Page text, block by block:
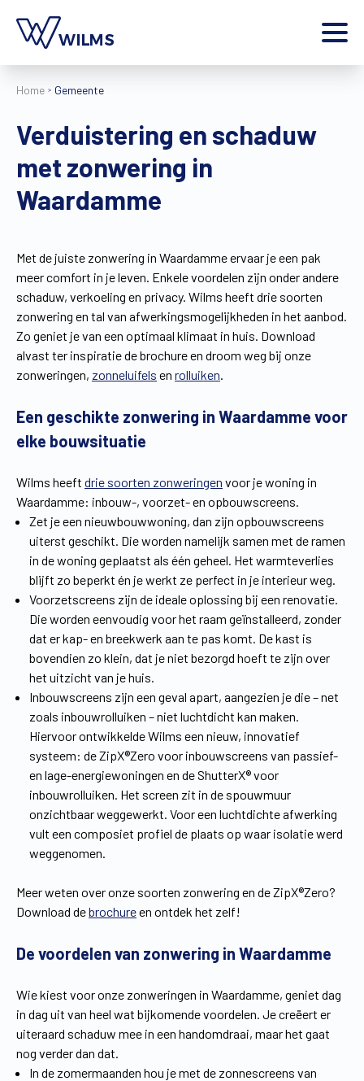
Vind een verdeler Offerte op maat
Gratis brochure
Home
Producten
Inspiratie
Extra
Jobs
Wilms World
NL
Home Gemeente
Verduistering en schaduw
met zonwering in
Waardamme
Met de juiste zonwering in Waardamme ervaar je een pak
meer comfort in je leven. Enkele voordelen zijn onder andere
schaduw, verkoeling en privacy. Wilms heeft drie soorten
zonwering en tal van afwerkingsmogelijkheden in het aanbod.
Zo geniet je van een optimaal klimaat in huis. Download
alvast ter inspiratie de brochure en droom weg bij onze
zonweringen, zonneluifels en rolluiken.
Een geschikte zonwering in Waardamme voor
elke bouwsituatie
Wilms heeft drie soorten zonweringen voor je woning in
Waardamme: inbouw-, voorzet- en opbouwscreens.
Zet je een nieuwbouwwoning, dan zijn opbouwscreens
uiterst geschikt. Die worden namelijk samen met de ramen
in de woning geplaatst als één geheel. Het warmteverlies
blijft zo beperkt én je werkt ze perfect in je interieur weg.
Voorzetscreens zijn de ideale oplossing bij een renovatie.
Die worden eenvoudig voor het raam geïnstalleerd, zonder
dat er kap- en breekwerk aan te pas komt. De kast is
bovendien zo klein, dat je niet bezorgd hoeft te zijn over
het uitzicht van je huis.
Inbouwscreens zijn een geval apart, aangezien je die – net
zoals inbouwrolluiken – niet luchtdicht kan maken.
Hiervoor ontwikkelde Wilms een nieuw, innovatief
systeem: de ZipX®Zero voor inbouwscreens van passief-
en lage-energiewoningen en de ShutterX® voor
inbouwrolluiken. Het screen zit in de spouwmuur
onzichtbaar weggewerkt. Voor een luchtdichte afwerking
vult een composiet profiel de plaats op waar isolatie werd
weggenomen.
Meer weten over onze soorten zonwering en de ZipX®Zero?
Download debrochureen ontdek het zelf!
De voordelen van zonwering in Waardamme
Wie kiest voor onze zonweringen in Waardamme, geniet dag
in dag uit van heel wat bijkomende voordelen. Je creëert er
uiteraard schaduw mee in een handomdraai, maar het gaat
nog verder dan dat.
In de zomermaanden hou je met de zonnescreens van